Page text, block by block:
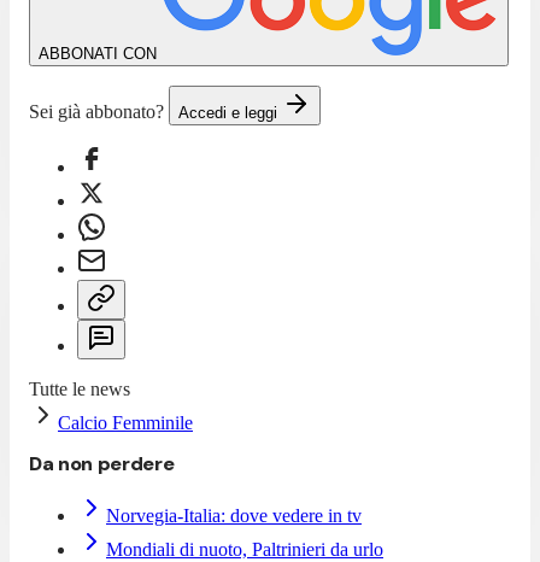
ABBONATI CON
Sei già abbonato? Accedi e leggi
Tutte le news
Calcio Femminile
Da non perdere
Norvegia-Italia: dove vedere in tv
Mondiali di nuoto, Paltrinieri da urlo